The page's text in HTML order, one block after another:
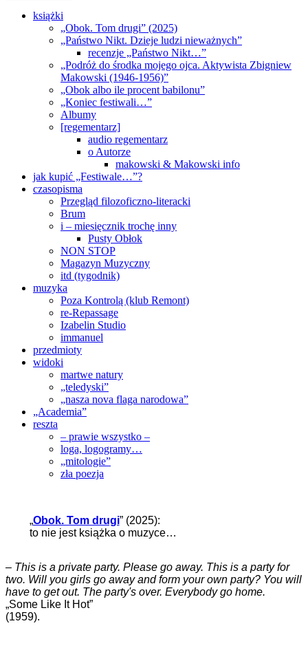
książki
„Obok. Tom drugi” (2025)
„Państwo Nikt. Dzieje ludzi nieważnych”
recenzje „Państwo Nikt…”
„Podróż do środka mojego ojca. Aktywista Zbigniew
Makowski (1946-1956)”
„Obok albo ile procent babilonu”
„Koniec festiwali…”
Albumy
[regementarz]
audio regementarz
o Autorze
makowski & Makowski info
jak kupić „Festiwale…”?
czasopisma
Przegląd filozoficzno-literacki
Brum
i – miesięcznik trochę inny
Pusty Obłok
NON STOP
Magazyn Muzyczny
itd (tygodnik)
muzyka
Poza Kontrolą (klub Remont)
re-Repassage
Izabelin Studio
immanuel
przedmioty
widoki
martwe natury
„teledyski”
„nasza nova flaga narodowa”
„Academia”
reszta
– prawie wszystko –
loga, logogramy…
„mitologie”
zła poezja
„Obok. Tom drugi” (2025):
to nie jest książka o muzyce…
– This is a private party. Please go away. This is a party for
two. Will you girls go away and form your own party? You will
have to get out. The party's over. Everybody go home.
„Some Like It Hot”
(1959).